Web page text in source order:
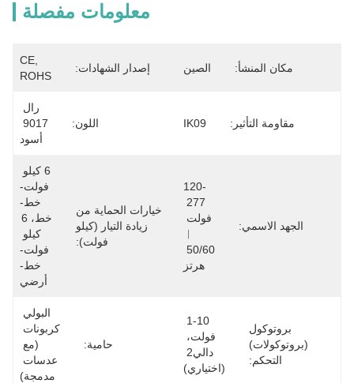
معلومات مفصلة
مكان المنشأ: الصين إصدار الشهادات:
CE,
ROHS
مقاومة التأثير: IK09 اللون:
أسود
الجهد الاسمي:
120-
︱
هرتز
خيارات الحماية من
زيادة التيار (كيلو
فولت):
فولت-
خط-
فولت-
خط-
أرضي
بروتوكول
(بروتوكولات)
التحكم:
(اختياري)
حامية:
مدمجة)